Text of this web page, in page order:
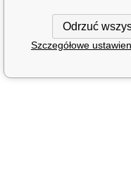
Odrzuć
Szczegółowe